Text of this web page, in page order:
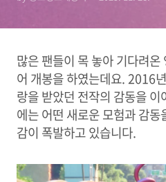
많은 팬들이 목 놓아 기다려
어 개봉을 하였는데요. 2016
랑을 받았던 전작의 감동을
에는 어떤 새로운 모험과 감
감이 폭발하고 있습니다.